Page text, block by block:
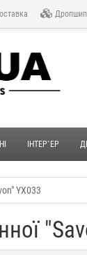
ІНТЕР`ЕР
YX033